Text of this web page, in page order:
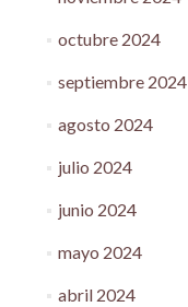
octubre 2024
septiembre 2024
agosto 2024
julio 2024
junio 2024
mayo 2024
abril 2024